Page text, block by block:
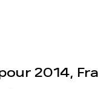
2014,